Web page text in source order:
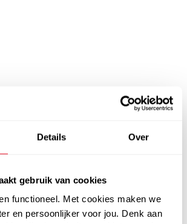
Details Over
gebruik van cookies
functioneel. Met cookies maken we
en persoonlijker voor jou. Denk aan